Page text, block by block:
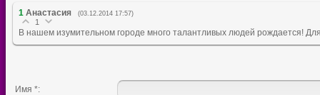
1 Анастасия (03.12.2014 17:57)
1
В нашем изумительном городе много талантливых людей рождается!
Имя *: